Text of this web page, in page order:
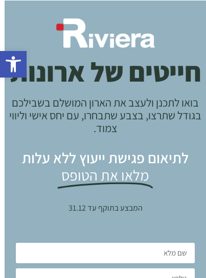
Open toolbar
חייטים של ארונות
בואו לתכנן ולעצב את הארון המושלם בשבילכם
בגודל שתרצו, בצבע שתבחרו, עם יחס אישי וליווי
צמוד.
לתיאום פגישת ייעוץ ללא עלות
מלאו את הטופס
המבצע בתוקף עד 31.12